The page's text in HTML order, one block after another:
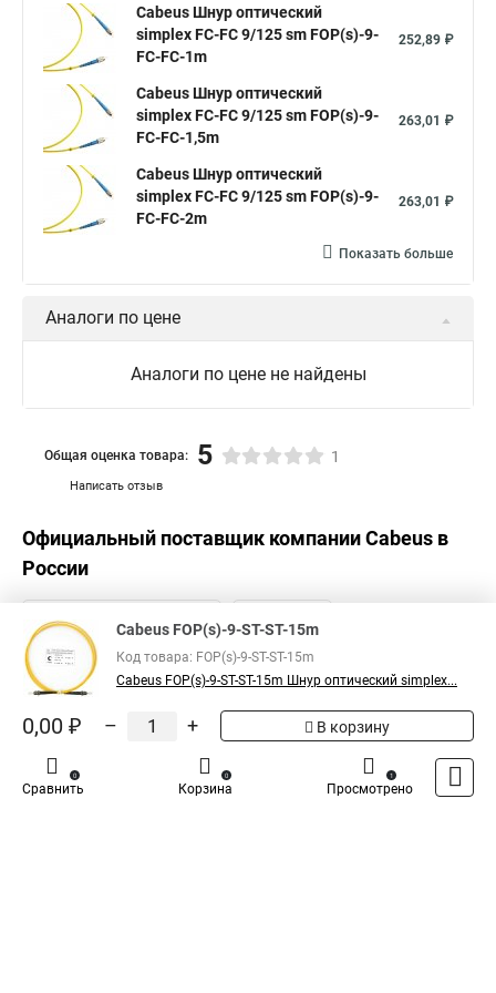
Cabeus Шнур оптический
simplex FC-FC 9/125 sm FOP(s)-9-
FC-FC-1m
252,89 ₽
Cabeus Шнур оптический
simplex FC-FC 9/125 sm FOP(s)-9-
FC-FC-1,5m
263,01 ₽
Cabeus Шнур оптический
simplex FC-FC 9/125 sm FOP(s)-9-
FC-FC-2m
263,01 ₽
Показать больше
Аналоги по цене
Аналоги по цене не найдены
Написать отзыв
Общая оценка товара: 5 1
Официальный поставщик компанииCabeus в
России
Cabeus FOP(s)-9-ST-ST-15m
Код товара: FOP(s)-9-ST-ST-15m
Cabeus FOP(s)-9-ST-ST-15m Шнур оптический simplex...
0,00 ₽ – + В корзину
Сравнить
0
Корзина
0
Просмотрено
1